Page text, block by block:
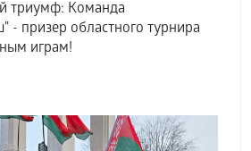
триумф: Команда
- призер областного турнира
играм!